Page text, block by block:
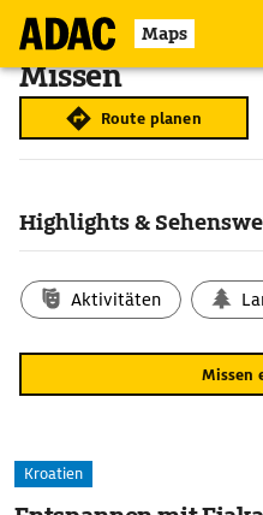
Maps
Missen
Route planen
Highlights &
Aktivitäten
Missen
Kroatien